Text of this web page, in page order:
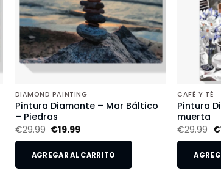
DIAMOND PAINTING
Pintura Diamante – Mar Báltico
– Piedras
€29.99 €19.99
AGREGAR AL CARRITO
CAFÉ Y TÉ
Pintura
muerta
€29.99 €